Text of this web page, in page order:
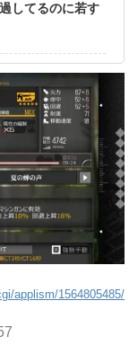
してるのに若す
applism/1564805485/